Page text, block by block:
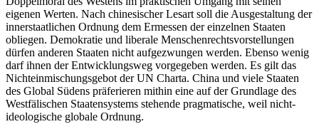
eigenen Werten. Nach chinesischer Lesart soll die Ausgestaltung der
innerstaatlichen Ordnung dem Ermessen der einzelnen Staaten
obliegen. Demokratie und liberale Menschenrechtsvorstellungen
dürfen anderen Staaten nicht aufgezwungen werden. Ebenso wenig
darf ihnen der Entwicklungsweg vorgegeben werden. Es gilt das
Nichteinmischungsgebot der UN Charta. China und viele Staaten
des Global Südens präferieren mithin eine auf der Grundlage des
Westfälischen Staatensystems stehende pragmatische, weil nicht-
ideologische globale Ordnung.